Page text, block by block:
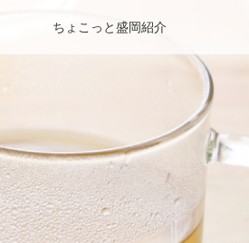
ちょこっと盛岡紹介